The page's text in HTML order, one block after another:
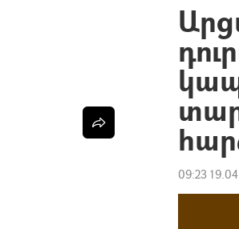
09:23